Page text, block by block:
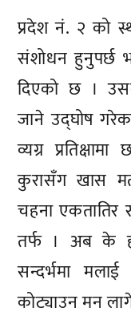
प्रदेश नं. २ को
संशोधन हुनुपर्छ
दिएको छ ।
जाने उद्घोष
व्यग्र
कुरासँग खास
चहना एकतातिर
तर्फ । अब के
सन्दर्भमा
कोट्याउन मन